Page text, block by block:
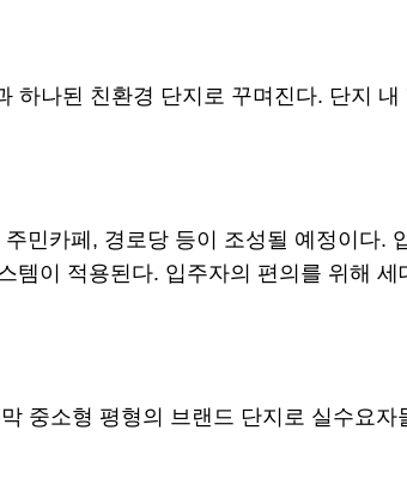
하나된 친환경 단지로 꾸며진다. 단지
민카페, 경로당 등이 조성될 예정이다.
템이 적용된다. 입주자의 편의를 위해
중소형 평형의 브랜드 단지로 실수요